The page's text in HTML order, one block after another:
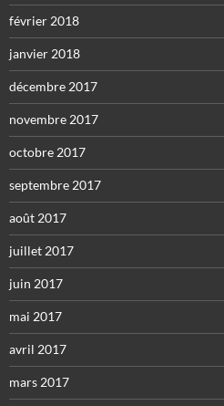
février 2018
janvier 2018
décembre 2017
novembre 2017
octobre 2017
septembre 2017
août 2017
juillet 2017
juin 2017
mai 2017
avril 2017
mars 2017